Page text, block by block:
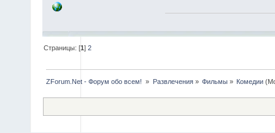
Страницы: [1]2
ZForum.Net - Форум обо всем! » Развлечения» Фильмы» Комедии